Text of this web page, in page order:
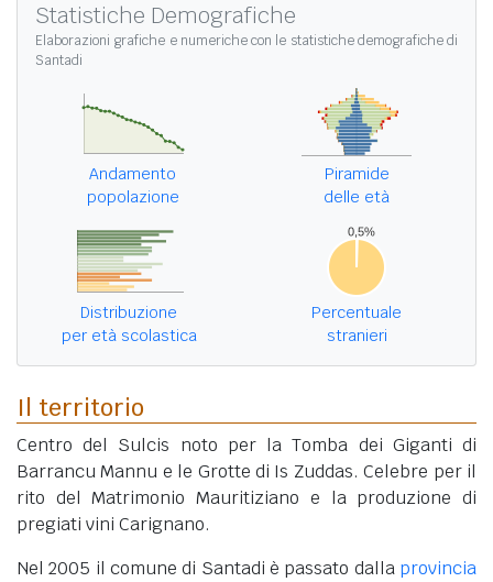
Statistiche Demografiche
Elaborazioni grafiche e numeriche con le statistiche demografiche di
Santadi
Andamento
popolazione
Piramide
delle età
Distribuzione
per età scolastica
Percentuale
stranieri
Il territorio
Centro del Sulcis noto per la Tomba dei Giganti di
Barrancu Mannu e le Grotte di Is Zuddas. Celebre per il
rito del Matrimonio Mauritiziano e la produzione di
pregiati vini Carignano.
Nel 2005 il comune di Santadi è passato dalla provincia